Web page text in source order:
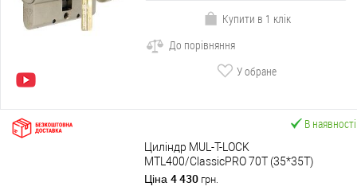
Купити в 1 клік
До порівняння
У обране
В наявності
Циліндр MUL-T-LOCK
MTL400/ClassicPRO 70T (35*35T)
нікель сатин
Ціна 4 430 грн.